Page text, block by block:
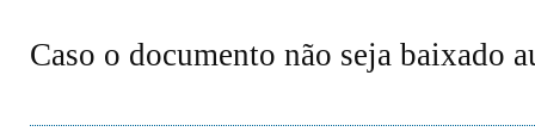
Caso o documento não seja baixado